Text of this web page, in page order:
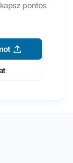
pontos